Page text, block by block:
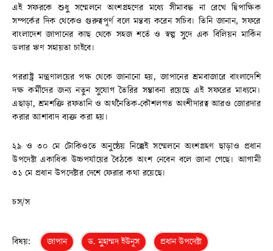
এই সফরকে শুধু সম্মেলনে অংশগ্রহণের মধ্যে সীমাবদ্ধ না রেখে দ্বিপাক্ষিক
সম্পর্কের দিক থেকেও গুরুত্বপূর্ণ বলে মন্তব্য করেন সচিব। তিনি জানান, সফরে
বাংলাদেশ জাপানের কাছ থেকে সহজ শর্তে ও স্বল্প সুদে এক বিলিয়ন মার্কিন
ডলার ঋণ সহায়তা চাইবে।
পররাষ্ট্র মন্ত্রণালয়ের পক্ষ থেকে জানানো হয়, জাপানের শ্রমবাজারে বাংলাদেশি
দক্ষ কর্মীদের জন্য নতুন সুযোগ তৈরির সম্ভাবনা রয়েছে এই সফরের মাধ্যমে।
এছাড়া, শ্রমশক্তি রফতানি ও অর্থনৈতিক-কৌশলগত অংশীদারত্ব আরও জোরদার
করার আশাবাদ ব্যক্ত করা হয়।
২৯ ও ৩০ মে টোকিওতে অনুষ্ঠেয় নিক্কেই সম্মেলনে অংশগ্রহণ ছাড়াও প্রধান
উপদেষ্টা একাধিক উচ্চপর্যায়ের বৈঠকে অংশ নেবেন বলে জানা গেছে। আগামী
৩১ মে প্রধান উপদেষ্টার দেশে ফেরার কথা রয়েছে।
চস/স
বিষয়: জাপান ড. মুহাম্মদ ইউনূস প্রধান উপদেষ্টা